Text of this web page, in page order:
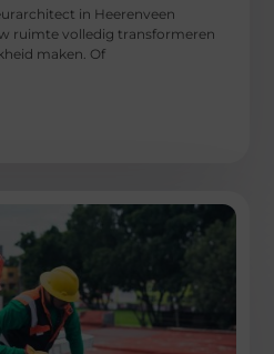
in Heerenveen
ruimte volledig transformeren
maken. Of